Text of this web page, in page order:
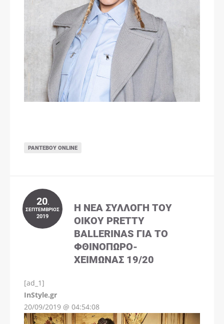
ΡΑΝΤΕΒΟΎ ONLINE
20.
ΣΕΠΤΈΜΒΡΙΟΣ
2019
Η ΝΈΑ ΣΥΛΛΟΓΉ ΤΟΥ
ΟΊΚΟΥ PRETTY
BALLERINAS ΓΙΑ ΤΟ
ΦΘΙΝΌΠΩΡΟ-
ΧΕΙΜΏΝΑΣ 19/20
[ad_1]
InStyle.gr
20/09/2019 @ 04:54:08